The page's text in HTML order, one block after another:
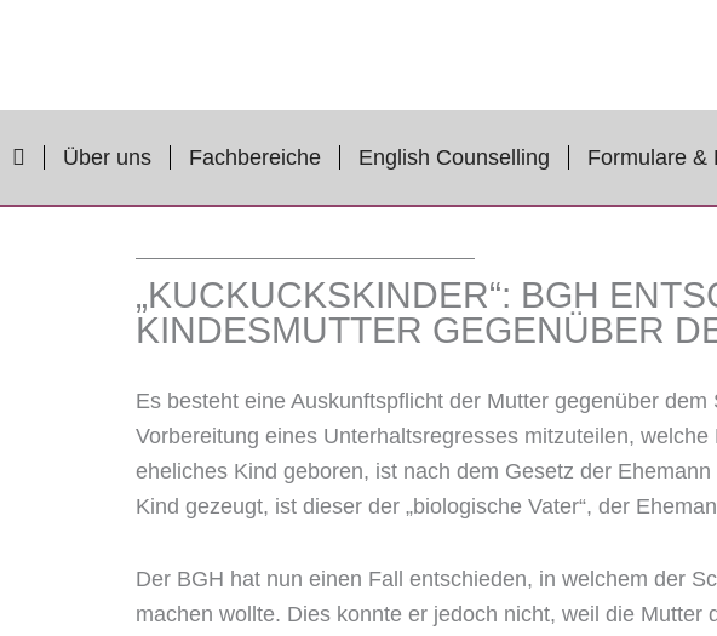
Über uns Fachbereiche English Counselling Formulare &
„KUCKUCKSKINDER“: BGH
KINDESMUTTER GEGENÜBER
Es besteht eine Auskunftspflicht der Mutter gegenüber
Vorbereitung eines Unterhaltsregresses mitzuteilen,
eheliches Kind geboren, ist nach dem Gesetz der
Kind gezeugt, ist dieser der „biologische Vater“, der
Der BGH hat nun einen Fall entschieden, in welchem der
machen wollte. Dies konnte er jedoch nicht, weil die Mutter